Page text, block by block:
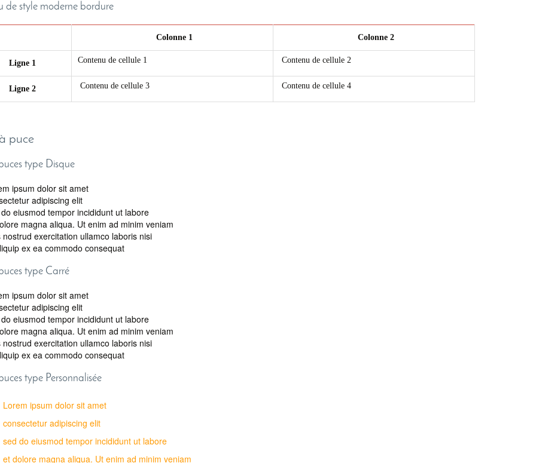
de style moderne bordure
Colonne 1 Colonne 2
Ligne 1 Contenu de cellule 1 Contenu de cellule 2
Ligne 2 Contenu de cellule 3 Contenu de cellule 4
puce
type Disque
ipsum dolor sit amet
adipiscing elit
eiusmod tempor incididunt ut labore
magna aliqua. Ut enim ad minim veniam
nostrud exercitation ullamco laboris nisi
ex ea commodo consequat
type Carré
ipsum dolor sit amet
adipiscing elit
eiusmod tempor incididunt ut labore
magna aliqua. Ut enim ad minim veniam
nostrud exercitation ullamco laboris nisi
ex ea commodo consequat
type Personnalisée
Lorem ipsum dolor sit amet
consectetur adipiscing elit
sed do eiusmod tempor incididunt ut labore
et dolore magna aliqua. Ut enim ad minim veniam